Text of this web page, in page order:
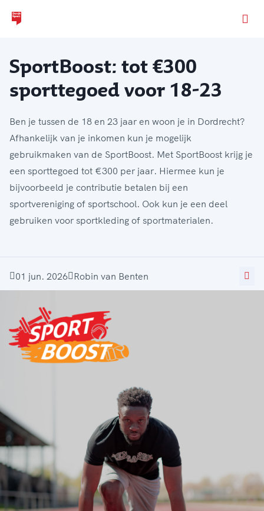
SportBoost: tot €300
sporttegoed voor 18-23
Ben je tussen de 18 en 23 jaar en woon je in Dordrecht?
Afhankelijk van je inkomen kun je mogelijk
gebruikmaken van de SportBoost. Met SportBoost krijg je
een sporttegoed tot €300 per jaar. Hiermee kun je
bijvoorbeeld je contributie betalen bij een
sportvereniging of sportschool. Ook kun je een deel
gebruiken voor sportkleding of sportmaterialen.
01 jun. 2026 Robin van Benten